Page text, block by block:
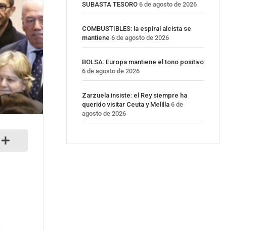
SUBASTA TESORO 6 de agosto de 2026
COMBUSTIBLES: la espiral alcista se
mantiene 6 de agosto de 2026
BOLSA: Europa mantiene el tono positivo
6 de agosto de 2026
Zarzuela insiste: el Rey siempre ha
querido visitar Ceuta y Melilla 6 de
agosto de 2026